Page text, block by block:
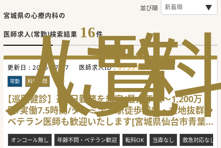
人
に
覧
宮城県の心療内科の
医師求人(常勤)検索結果 16件
並び順
更新日 : 2026-07-27 医師求人ID :673312
常勤 科目不問
【巡回健診】週5日勤務を想定/最大年収～1,200万
円/実働7.5時間/ターミナル駅徒歩圏内・立地抜群◆
ベテラン医師も歓迎いたします[宮城県仙台市青葉
区]
オンコール無し 年齢不問・ベテラン歓迎 転科OK 当直なし 救急対応なし